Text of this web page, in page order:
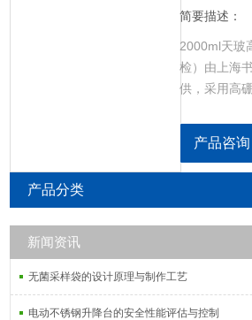
简要描述：
2000ml天玻
检）由上海
供，采用高
酸式滴定管
天玻座式微
定管，天玻
产品咨询
产品分类
新闻资讯
无菌采样袋的设计原理与制作工艺
电动不锈钢升降台的安全性能评估与控制